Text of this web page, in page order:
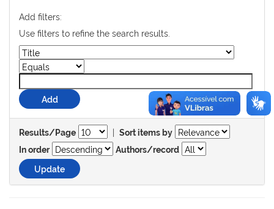
Add filters:
Use filters to refine the search results.
Results/Page | Sort items by
In order
Authors/record